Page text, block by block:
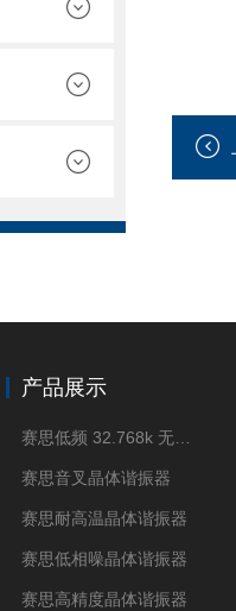
产品展示
赛思音叉晶体谐振器
赛思耐高温晶体谐振器
赛思低相噪晶体谐振器
赛思高精度晶体谐振器